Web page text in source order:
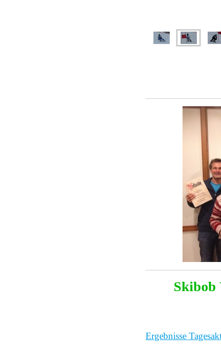
Skibob
Ergebnisse